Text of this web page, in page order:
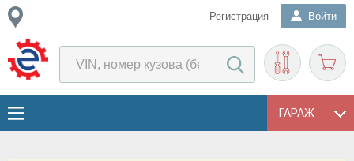
Регистрация Войти
ГАРАЖ